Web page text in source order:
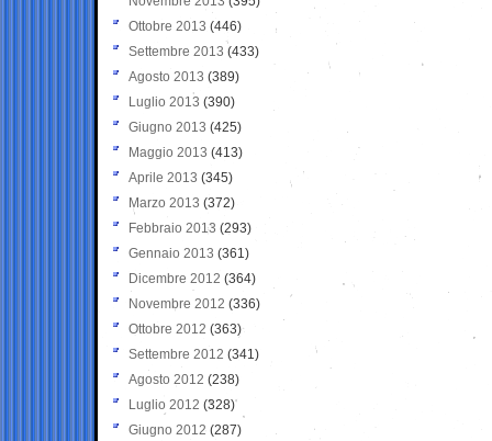
Ottobre 2013 (446)
Settembre 2013 (433)
Agosto 2013 (389)
Luglio 2013 (390)
Giugno 2013 (425)
Maggio 2013 (413)
Aprile 2013 (345)
Marzo 2013 (372)
Febbraio 2013 (293)
Gennaio 2013 (361)
Dicembre 2012 (364)
Novembre 2012 (336)
Ottobre 2012 (363)
Settembre 2012 (341)
Agosto 2012 (238)
Luglio 2012 (328)
Giugno 2012 (287)